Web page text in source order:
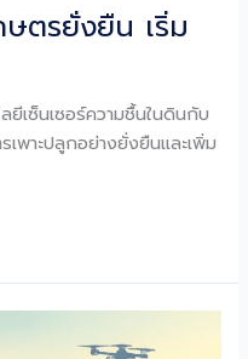
ษตรยั่งยืน เริ่ม
ยีเซ็นเซอร์ความชื้นในดินกับ
พาะปลูกอย่างยั่งยืนและเพิ่ม